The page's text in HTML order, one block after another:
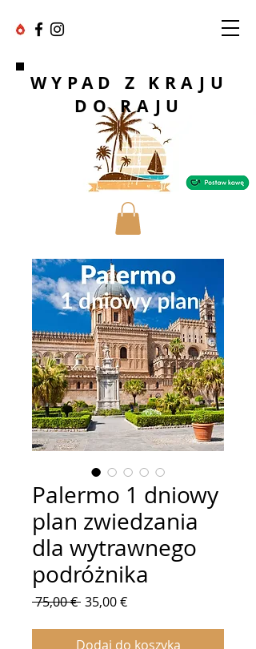
WYPAD Z KRAJU
DO RAJU
Palermo 1 dniowy
plan zwiedzania
dla wytrawnego
podróżnika
75,00 € Regularna
35,00 €Cena
Dodaj do koszyka